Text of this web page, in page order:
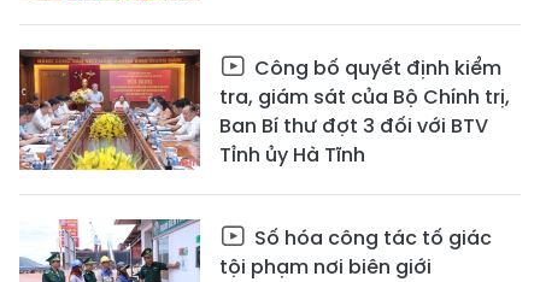
Công bố quyết định kiểm
tra, giám sát của Bộ Chính trị,
Ban Bí thư đợt 3 đối với BTV
Tỉnh ủy Hà Tĩnh
Số hóa công tác tố giác
tội phạm nơi biên giới